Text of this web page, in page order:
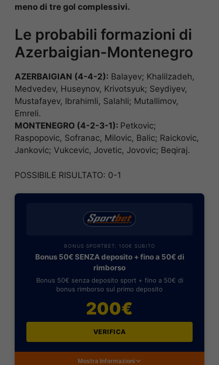
meno di tre gol complessivi.
Le probabili formazioni di
Azerbaigian-Montenegro
AZERBAIGIAN (4-4-2): Balayev; Khalilzadeh,
Medvedev, Huseynov, Krivotsyuk; Seydiyev,
Mustafayev, Ibrahimli, Salahli; Mutallimov,
Emreli.
MONTENEGRO (4-2-3-1): Petkovic;
Raspopovic, Sofranac, Milovic, Balic; Raickovic,
Jankovic; Vukcevic, Jovetic, Jovovic; Beqiraj.
POSSIBILE RISULTATO: 0-1
BONUS SPORTBET: 100€ SUBITO
Bonus 50€ SENZA deposito + fino a 50€ di
rimborso
Bonus 50€ senza deposito sport + fino a 50€ di
bonus rimborso sul primo deposito
200€
VERIFICA
Mostra Informazioni